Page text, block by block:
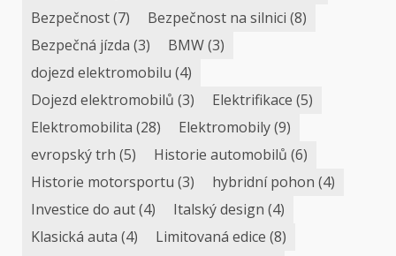
Bezpečnost(7) Bezpečnost na silnici (8)
Bezpečná jízda (3) BMW(3)
dojezd elektromobilu (4)
Dojezd elektromobilů (3) Elektrifikace (5)
Elektromobilita (28) Elektromobily(9)
evropský trh (5) Historie automobilů (6)
Historie motorsportu (3) hybridní pohon (4)
Investice do aut(4) Italský design (4)
Klasická auta (4) Limitovaná edice (8)